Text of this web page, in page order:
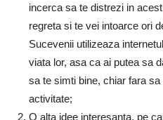
incerca sa te distrezi in
regreta si te vei intoarce ori
Sucevenii utilizeaza
viata lor, asa ca ai putea sa
sa te simti bine, chiar fara
activitate;
O alta idee interesanta, pe